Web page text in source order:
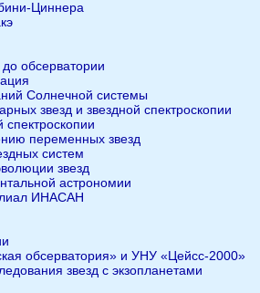
Циннера
обсерватории
Солнечной системы
звезд и звездной спектроскопии
спектроскопии
переменных звезд
систем
звезд
астрономии
ИНАСАН
обсерватория» и УНУ «Цейсс-2000»
звезд с экзопланетами